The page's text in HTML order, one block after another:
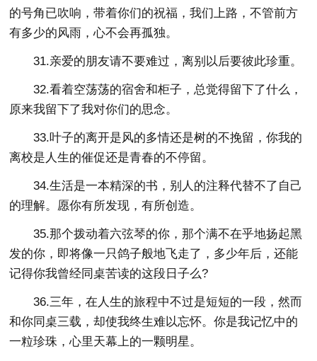
的号角已吹响，带着你们的祝福，我们上路，不管前方
有多少的风雨，心不会再孤独。
31.亲爱的朋友请不要难过，离别以后要彼此珍重。
32.看着空荡荡的宿舍和柜子，总觉得留下了什么，
原来我留下了我对你们的思念。
33.叶子的离开是风的多情还是树的不挽留，你我的
离校是人生的催促还是青春的不停留。
34.生活是一本精深的书，别人的注释代替不了自己
的理解。愿你有所发现，有所创造。
35.那个拨动着六弦琴的你，那个满不在乎地扬起黑
发的你，即将像一只鸽子般地飞走了，多少年后，还能
记得你我曾经同桌苦读的这段日子么?
36.三年，在人生的旅程中不过是短短的一段，然而
和你同桌三载，却使我终生难以忘怀。你是我记忆中的
一粒珍珠，心里天幕上的一颗明星。